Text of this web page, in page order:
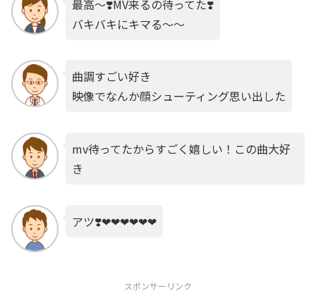
最高〜❣️MV来るの待ってた❣️
バキバキにキマる〜〜
曲調すごい好き
映像でなんか顔シューティング思い出した
mv待ってたからすごく嬉しい！この曲大好
き
アツ❣️❤❤❤❤❤❤
スポンサーリンク